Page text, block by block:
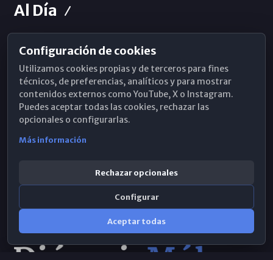
Al Día
Horarios de Misa
Hemeroteca
WhatsApp
Configuración de cookies
Utilizamos cookies propias y de terceros para fines
técnicos, de preferencias, analíticos y para mostrar
contenidos externos como YouTube, X o Instagram.
Puedes aceptar todas las cookies, rechazar las
opcionales o configurarlas.
Más información
Rechazar opcionales
Configurar
Aceptar todas